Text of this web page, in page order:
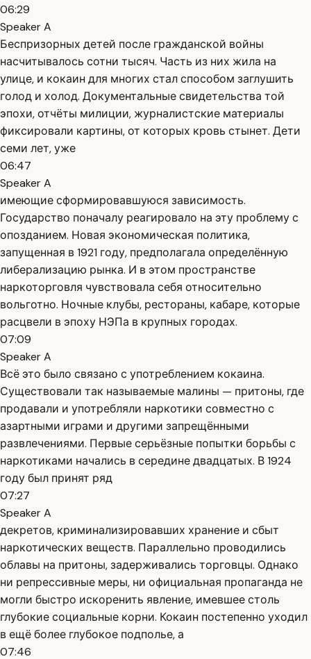
06:29
Speaker A
Беспризорных детей после гражданской войны
насчитывалось сотни тысяч. Часть из них жила на
улице, и кокаин для многих стал способом заглушить
голод и холод. Документальные свидетельства той
эпохи, отчёты милиции, журналистские материалы
фиксировали картины, от которых кровь стынет. Дети
семи лет, уже
06:47
Speaker A
имеющие сформировавшуюся зависимость.
Государство поначалу реагировало на эту проблему с
опозданием. Новая экономическая политика,
запущенная в 1921 году, предполагала определённую
либерализацию рынка. И в этом пространстве
наркоторговля чувствовала себя относительно
вольготно. Ночные клубы, рестораны, кабаре, которые
расцвели в эпоху НЭПа в крупных городах.
07:09
Speaker A
Всё это было связано с употреблением кокаина.
Существовали так называемые малины — притоны, где
продавали и употребляли наркотики совместно с
азартными играми и другими запрещёнными
развлечениями. Первые серьёзные попытки борьбы с
наркотиками начались в середине двадцатых. В 1924
году был принят ряд
07:27
Speaker A
декретов, криминализировавших хранение и сбыт
наркотических веществ. Параллельно проводились
облавы на притоны, задерживались торговцы. Однако
ни репрессивные меры, ни официальная пропаганда не
могли быстро искоренить явление, имевшее столь
глубокие социальные корни. Кокаин постепенно уходил
в ещё более глубокое подполье, а
07:46